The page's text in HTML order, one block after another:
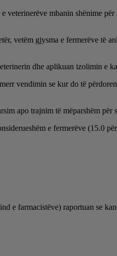
veterinerëve mbanin shënime
vetëm gjysma e fermerëve të
dhe aplikuan izolimin e
vendimin se kur do të
apo trajnim të mëparshëm për
e fermerëve (15.0
e farmacistëve) raportuan se